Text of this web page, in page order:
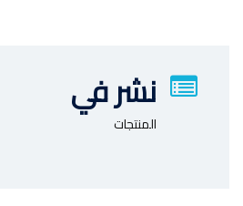
نشر في
المنتجات